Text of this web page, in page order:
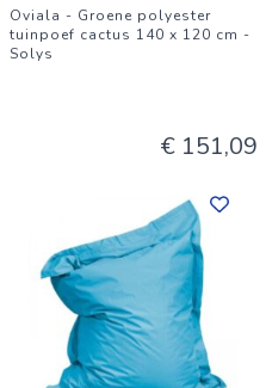
Oviala - Groene polyester
tuinpoef cactus 140 x 120 cm -
Solys
€ 151,09